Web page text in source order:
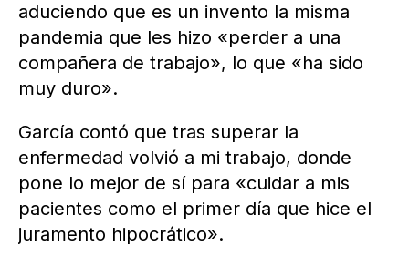
aduciendo que es un invento la misma
pandemia que les hizo «perder a una
compañera de trabajo», lo que «ha sido
muy duro».
García contó que tras superar la
enfermedad volvió a mi trabajo, donde
pone lo mejor de sí para «cuidar a mis
pacientes como el primer día que hice el
juramento hipocrático».